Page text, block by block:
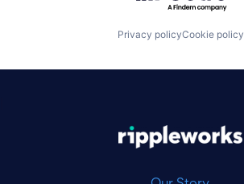
Privacy policyCookie policy